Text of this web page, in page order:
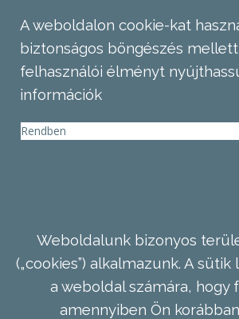
A weboldalon cookie-kat
biztonságos böngészés
felhasználói élményt
információk
Rendben
Weboldalunk bizonyos
(„cookies”) alkalmazunk. A
a weboldal számára, hogy
amennyiben Ön